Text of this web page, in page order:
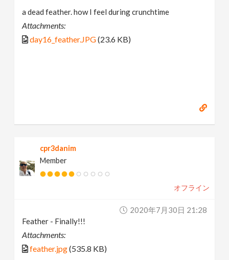
a dead feather. how I feel during crunchtime
Attachments:
day16_feather.JPG(23.6 KB)
cpr3danim
Member
オフライン
2020年7月30日 21:28
Feather - Finally!!!
Attachments:
feather.jpg(535.8 KB)